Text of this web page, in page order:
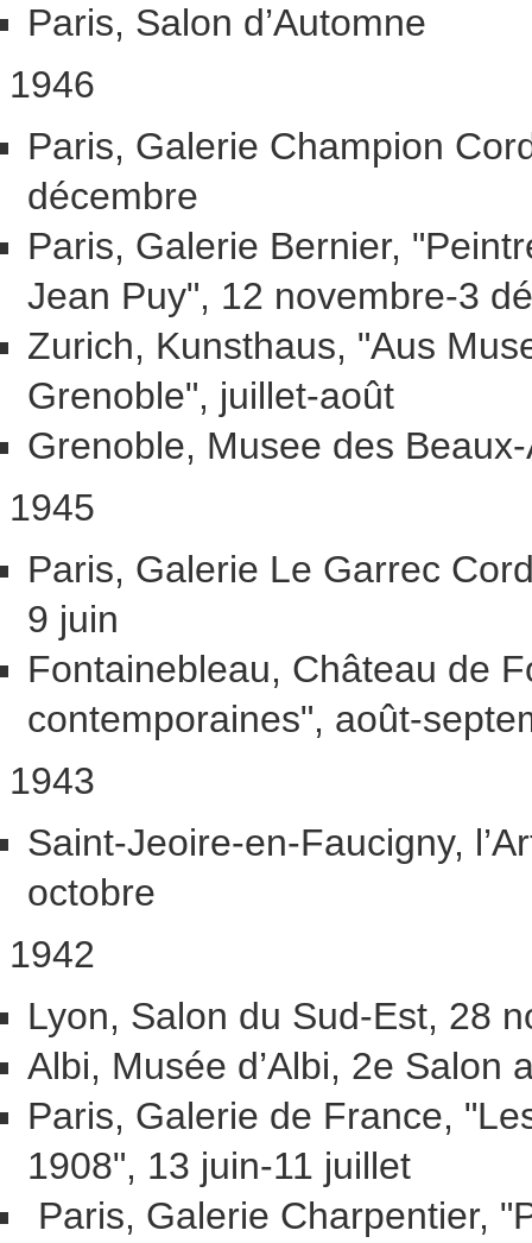
Paris, Salon d’Automne
1946
Paris, Galerie Champion
décembre
Paris, Galerie Bernier,
Jean Puy", 12 novembre-3
Zurich, Kunsthaus, "Aus
Grenoble", juillet-août
Grenoble, Musee des
1945
Paris, Galerie Le Garrec
9 juin
Fontainebleau, Château de
contemporaines", août-
1943
Saint-Jeoire-en-Faucigny,
octobre
1942
Lyon, Salon du Sud-Est, 28
Albi, Musée d’Albi, 2e Salon
Paris, Galerie de France,
1908", 13 juin-11 juillet
Paris, Galerie Charpentier,